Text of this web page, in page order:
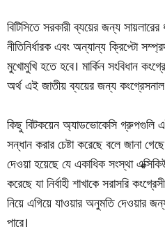
বিটিসিতে সরকারী ব্যয়ের জন্য
নীতিনির্ধারক এবং অন্যান্য ক্রিপ্টো
মুখোমুখি হতে হবে। মার্কিন সংবিধান
অর্থ এই জাতীয় ব্যয়ের জন্য
কিছু বিটকয়েন অ্যাডভোকেসি গ্রুপগুলি এই
সন্ধান করার চেষ্টা করেছে বলে জানা
দেওয়া হয়েছে যে একাধিক সংস্থা
করেছে যা নির্বাহী শাখাকে সরাসরি
নিয়ে এগিয়ে যাওয়ার অনুমতি দেওয়ার
পারে।